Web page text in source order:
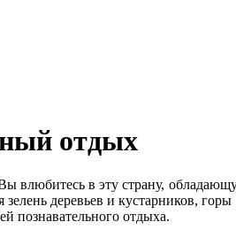
отдых
влюбитесь в эту страну,
деревьев и кустарников,
познавательного отдыха.